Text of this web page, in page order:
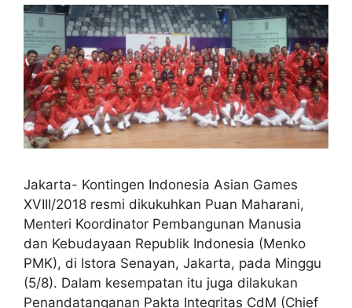
Jakarta- Kontingen Indonesia Asian Games
XVIII/2018 resmi dikukuhkan Puan Maharani,
Menteri Koordinator Pembangunan Manusia
dan Kebudayaan Republik Indonesia (Menko
PMK), di Istora Senayan, Jakarta, pada Minggu
(5/8). Dalam kesempatan itu juga dilakukan
Penandatanganan Pakta Integritas CdM (Chief